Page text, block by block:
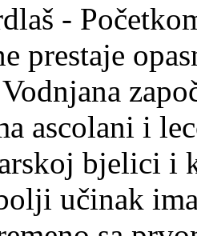
-
prestaje
ascolani i
bjelici i
učinak